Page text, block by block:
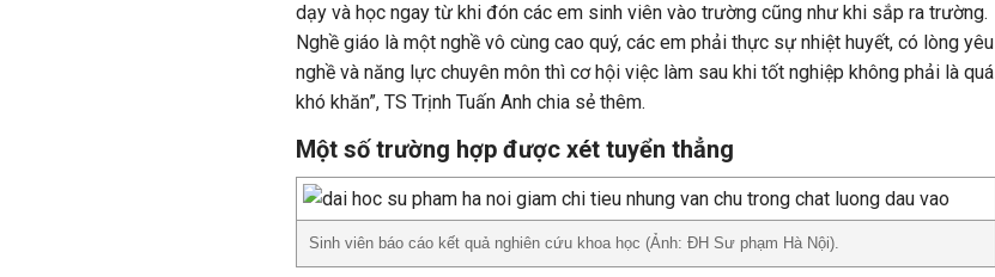
dạy và học ngay từ khi đón các em sinh viên vào trường cũng như khi sắp ra trường.
Nghề giáo là một nghề vô cùng cao quý, các em phải thực sự nhiệt huyết, có lòng yêu
nghề và năng lực chuyên môn thì cơ hội việc làm sau khi tốt nghiệp không phải là quá
khó khăn”, TS Trịnh Tuấn Anh chia sẻ thêm.
Một số trường hợp được xét tuyển thẳng
Sinh viên báo cáo kết quả nghiên cứu khoa học (Ảnh: ĐH Sư phạm Hà Nội).